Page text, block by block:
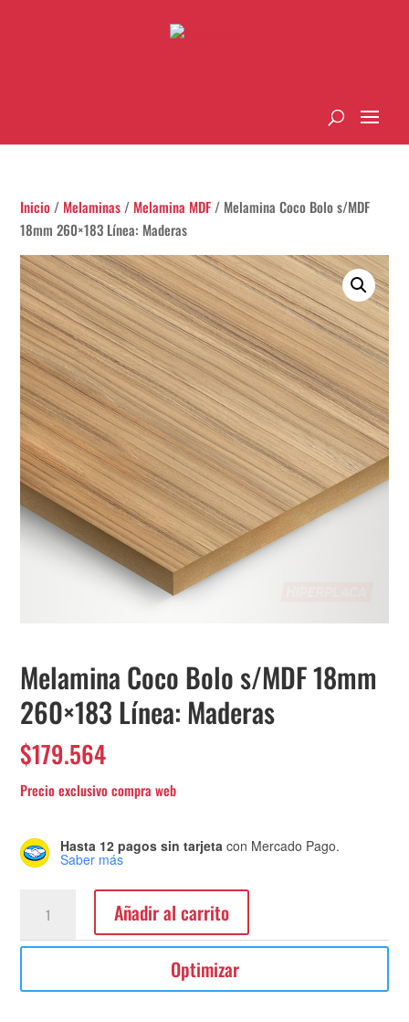
Inicio / Melaminas / Melamina MDF / Melamina Coco Bolo s/MDF
18mm 260×183 Línea: Maderas
Melamina Coco Bolo s/MDF 18mm
260×183 Línea: Maderas
$179.564
Hasta 12 pagos sin tarjeta con Mercado Pago.
Saber más
Bolo
18mm
Añadir al carrito
Optimizar